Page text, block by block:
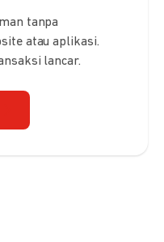
tanpa
atau aplikasi.
lancar.